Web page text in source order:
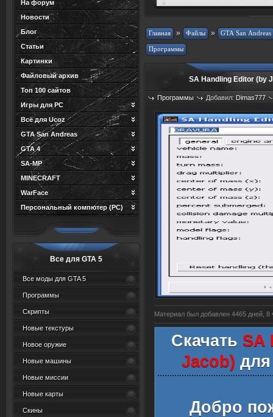
На форум
Новости
Блог
Статьи
Картинки
Файловый архив
Топ 100 сайтов
Игры для PC
Всё для Ucoz
GTA San Andreas
GTA 4
SA-MP
MINECRAFT
WarFace
Персональный компютер (PC)
Все для GTA 5
Все моды для GTA 5
Программы
Скрипты
Новые текстуры
Новое оружие
Новые машины
Новые миссии
Новые карты
Скины
» »
SA Handling Editor (by
Программы Добавил: Dimas777
Материал был добавлен 4465 дней, 8
Скачать SA
Jacob) для
Добро